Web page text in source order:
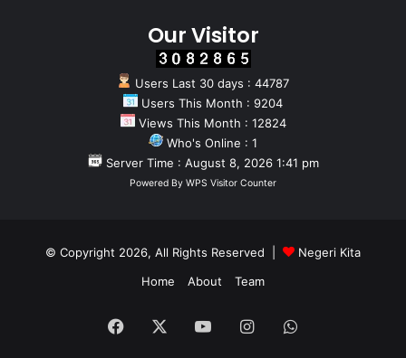
Our Visitor
Users Last 30 days : 44787
Users This Month : 9204
Views This Month : 12824
Who's Online : 1
Server Time : August 8, 2026 1:41 pm
Powered By WPS Visitor Counter
© Copyright 2026, All Rights Reserved |
Negeri Kita
Home
About Team
Facebook YouTubeInstagramWhatsApp